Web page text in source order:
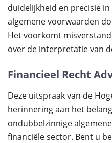
duidelijkheid en precisie
algemene voorwaarden
Het voorkomt
over de interpretatie van
Financieel Recht
Deze uitspraak van de
herinnering aan het
ondubbelzinnige
financiële sector. Bent u